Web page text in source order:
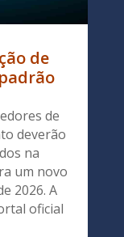
de
de
deverão
na
um novo
2026. A
oficial